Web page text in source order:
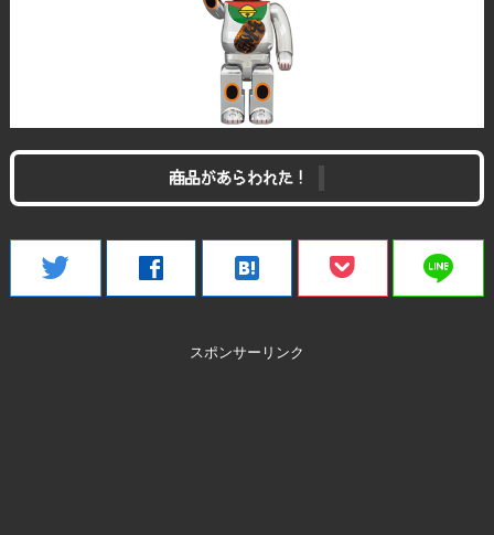
商品があらわれた！
twitter facebook hatenabookmark line
スポンサーリンク